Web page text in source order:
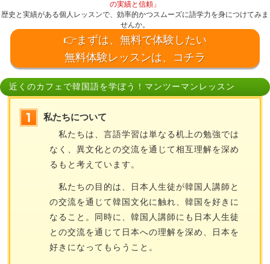
の実績と信頼」
歴史と実績がある個人レッスンで、効率的かつスムーズに語学力を身につけてみま
せんか。
👉まずは、無料で体験したい
無料体験レッスンは、コチラ
近くのカフェで韓国語を学ぼう！マンツーマンレッスン
私たちについて
私たちは、言語学習は単なる机上の勉強では
なく、異文化との交流を通じて相互理解を深め
るもと考えています。
私たちの目的は、日本人生徒が韓国人講師と
の交流を通じて韓国文化に触れ、韓国を好きに
なること。同時に、韓国人講師にも日本人生徒
との交流を通じて日本への理解を深め、日本を
好きになってもらうこと。